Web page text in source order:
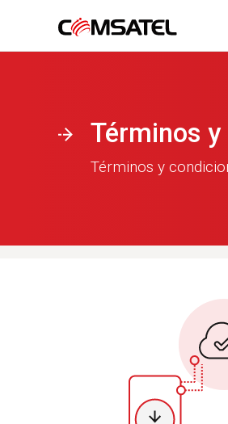
Localización y Ubicación de
caso de Hurto
Términos
Términos y